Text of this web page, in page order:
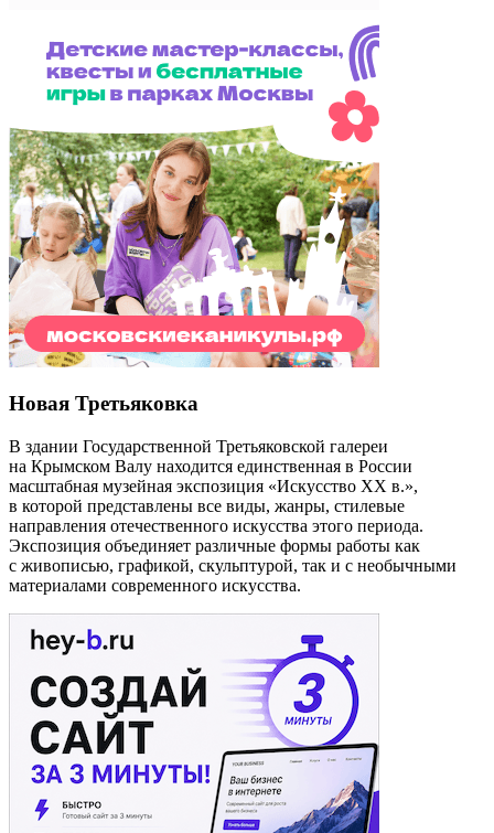
Новая Третьяковка
В здании Государственной Третьяковской галереи
на Крымском Валу находится единственная в России
масштабная музейная экспозиция «Искусство ХХ в.»,
в которой представлены все виды, жанры, стилевые
направления отечественного искусства этого периода.
Экспозиция объединяет различные формы работы как
с живописью, графикой, скульптурой, так и с необычными
материалами современного искусства.